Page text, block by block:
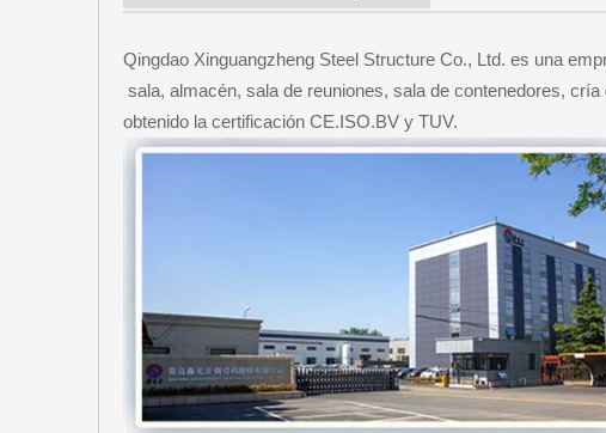
Qingdao Xinguangzheng Steel Structure Co., Ltd. es una
sala, almacén, sala de reuniones, sala de contenedores,
obtenido la certificación CE.ISO.BV y TUV.